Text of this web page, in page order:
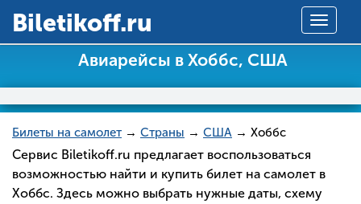
Toggle
Вiletikoff.ru
Авиарейсы в Хоббс, США
Билеты на самолет → Страны → США → Хоббс
Сервис Biletikoff.ru предлагает воспользоваться
возможностью найти и купить билет на самолет в
Хоббс. Здесь можно выбрать нужные даты, схему